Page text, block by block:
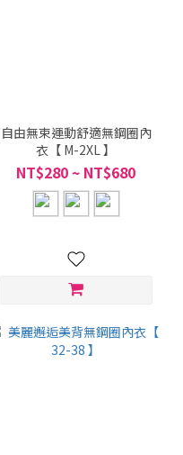
自由無束運動舒適無鋼圈內
衣【 M-2XL 】
NT$280 ~ NT$680